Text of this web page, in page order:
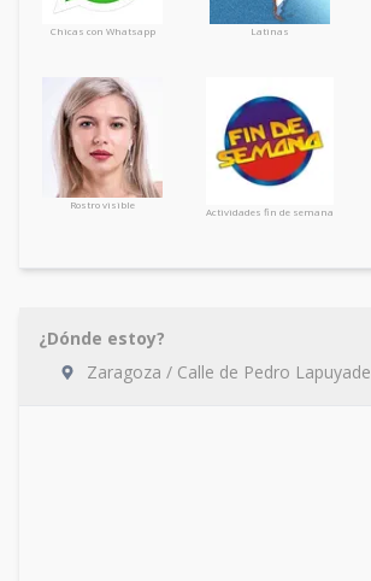
Chicas con Whatsapp Latinas
Rostro visible
Actividades fin de semana
¿Dónde estoy?
Zaragoza / Calle de Pedro Lapuyade